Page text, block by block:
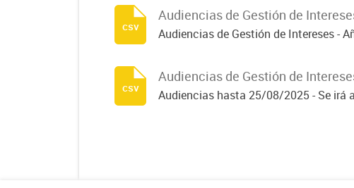
Audiencias de Gestión de
Audiencias de Gestión de Intereses -
csv
Audiencias de Gestión de
Audiencias hasta 25/08/2025 - Se irá
csv